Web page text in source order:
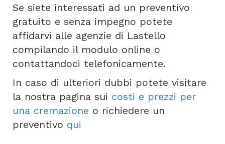
Se siete interessati ad un preventivo
gratuito e senza impegno potete
affidarvi alle agenzie di Lastello
compilando il modulo online o
contattandoci telefonicamente.
In caso di ulteriori dubbi potete visitare
la nostra pagina sui costi e prezzi per
una cremazione o richiedere un
preventivo qui